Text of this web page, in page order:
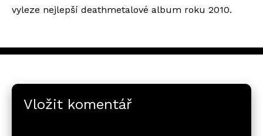
vyleze nejlepší deathmetalové album roku 2010.
Vložit komentář